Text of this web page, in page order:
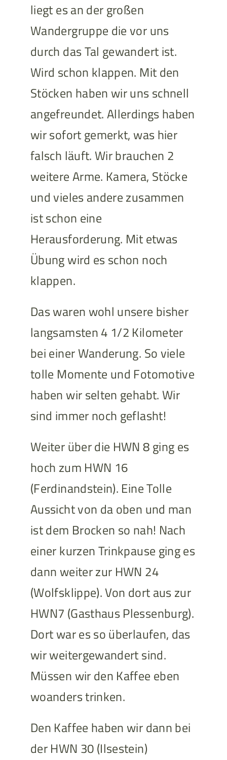
liegt es an der großen
Wandergruppe die vor uns
durch das Tal gewandert ist.
Wird schon klappen. Mit den
Stöcken haben wir uns schnell
angefreundet. Allerdings haben
wir sofort gemerkt, was hier
falsch läuft. Wir brauchen 2
weitere Arme. Kamera, Stöcke
und vieles andere zusammen
ist schon eine
Herausforderung. Mit etwas
Übung wird es schon noch
klappen.
Das waren wohl unsere bisher
langsamsten 4 1/2 Kilometer
bei einer Wanderung. So viele
tolle Momente und Fotomotive
haben wir selten gehabt. Wir
sind immer noch geflasht!
Weiter über die HWN 8 ging es
hoch zum HWN 16
(Ferdinandstein). Eine Tolle
Aussicht von da oben und man
ist dem Brocken so nah! Nach
einer kurzen Trinkpause ging es
dann weiter zur HWN 24
(Wolfsklippe). Von dort aus zur
HWN7 (Gasthaus Plessenburg).
Dort war es so überlaufen, das
wir weitergewandert sind.
Müssen wir den Kaffee eben
woanders trinken.
Den Kaffee haben wir dann bei
der HWN 30 (Ilsestein)